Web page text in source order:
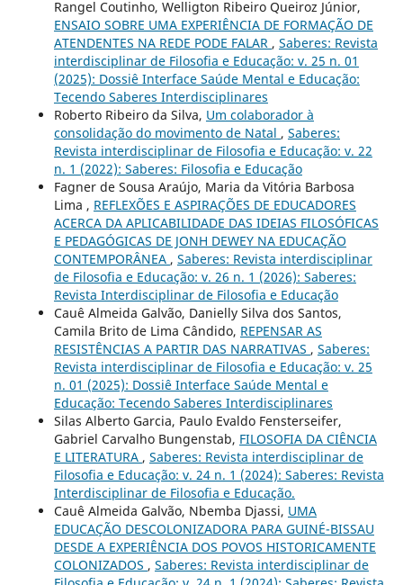
Rangel Coutinho, Welligton Ribeiro Queiroz Júnior,
ENSAIO SOBRE UMA EXPERIÊNCIA DE FORMAÇÃO DE
ATENDENTES NA REDE PODE FALAR , Saberes: Revista
interdisciplinar de Filosofia e Educação: v. 25 n. 01
(2025): Dossiê Interface Saúde Mental e Educação:
Tecendo Saberes Interdisciplinares
Roberto Ribeiro da Silva, Um colaborador à
consolidação do movimento de Natal , Saberes:
Revista interdisciplinar de Filosofia e Educação: v. 22
n. 1 (2022): Saberes: Filosofia e Educação
Fagner de Sousa Araújo, Maria da Vitória Barbosa
Lima , REFLEXÕES E ASPIRAÇÕES DE EDUCADORES
ACERCA DA APLICABILIDADE DAS IDEIAS FILOSÓFICAS
E PEDAGÓGICAS DE JONH DEWEY NA EDUCAÇÃO
CONTEMPORÂNEA , Saberes: Revista interdisciplinar
de Filosofia e Educação: v. 26 n. 1 (2026): Saberes:
Revista Interdisciplinar de Filosofia e Educação
Cauê Almeida Galvão, Danielly Silva dos Santos,
Camila Brito de Lima Cândido, REPENSAR AS
RESISTÊNCIAS A PARTIR DAS NARRATIVAS , Saberes:
Revista interdisciplinar de Filosofia e Educação: v. 25
n. 01 (2025): Dossiê Interface Saúde Mental e
Educação: Tecendo Saberes Interdisciplinares
Silas Alberto Garcia, Paulo Evaldo Fensterseifer,
Gabriel Carvalho Bungenstab, FILOSOFIA DA CIÊNCIA
E LITERATURA , Saberes: Revista interdisciplinar de
Filosofia e Educação: v. 24 n. 1 (2024): Saberes: Revista
Interdisciplinar de Filosofia e Educação.
Cauê Almeida Galvão, Nbemba Djassi, UMA
EDUCAÇÃO DESCOLONIZADORA PARA GUINÉ-BISSAU
DESDE A EXPERIÊNCIA DOS POVOS HISTORICAMENTE
COLONIZADOS , Saberes: Revista interdisciplinar de